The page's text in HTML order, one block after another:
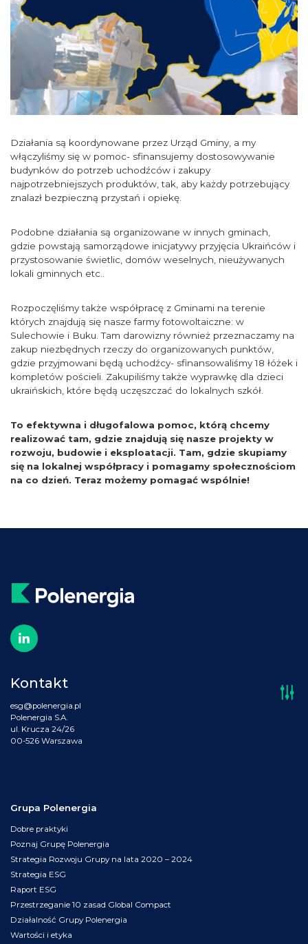
Działania są koordynowane przez Urząd Gminy, a my
włączyliśmy się w pomoc- sfinansujemy dostosowywanie
budynków do potrzeb uchodźców i zakupy
najpotrzebniejszych produktów, tak, aby każdy potrzebujący
znalazł bezpieczną przystań i opiekę.
Podobne działania są organizowane w innych gminach,
gdzie powstają samorządowe inicjatywy przyjęcia Ukraińców i
przystosowanie świetlic, domów weselnych, nieużywanych
lokali gminnych etc..
Rozpoczęliśmy także współpracę z Gminami na terenie
których znajdują się nasze farmy fotowoltaiczne: w
Sulechowie i Buku. Tam darowizny również przeznaczamy na
zakup niezbędnych rzeczy do organizowanych punktów,
gdzie przyjmowani będą uchodźcy- sfinansowaliśmy 18 łóżek i
kompletów pościeli. Zakupiliśmy także wyprawkę dla dzieci
ukraińskich, które będą uczęszczać do lokalnych szkół.
To efektywna i długofalowa pomoc, którą chcemy
realizować tam, gdzie znajdują się nasze projekty w
rozwoju, budowie i eksploatacji. Tam, gdzie skupiamy
się na lokalnej współpracy i pomagamy społecznościom
na co dzień. Teraz możemy pomagać wspólnie!
Kontakt
esg@polenergia.pl
Polenergia S.A.
ul. Krucza 24/26
00-526 Warszawa
Grupa Polenergia
Dobre praktyki
Poznaj Grupę Polenergia
Strategia Rozwoju Grupy na lata 2020 – 2024
Strategia ESG
Raport ESG
Przestrzeganie 10 zasad Global Compact
Działalność Grupy Polenergia
Wartości i etyka